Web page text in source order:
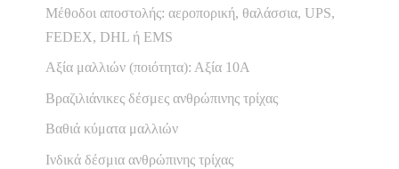
Μέθοδοι αποστολής: αεροπορική, θαλάσσια, UPS,
FEDEX, DHL ή EMS
Αξία μαλλιών (ποιότητα): Αξία 10Α
Βραζιλιάνικες δέσμες ανθρώπινης τρίχας
Βαθιά κύματα μαλλιών
Ινδικά δέσμια ανθρώπινης τρίχας